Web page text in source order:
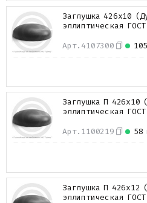
Измерительные приборы
Баки
Детали трубопроводов
Водомерные узлы
Запорная арматура
Арт. 4107300
Заглушка 426х10
эллиптическая
Арт. 1100219 58
Заглушка П 426х10
эллиптическая
Заглушка П
эллиптическая